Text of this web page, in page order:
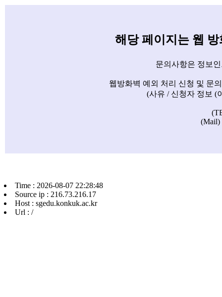
해당 페이지는 웹
문의사항은 정보
웹방화벽 예외 처리 신청 및 문
(사유 / 신청자 정보 (
(Mail)
Time : 2026-08-07 22:28:48
Source ip : 216.73.216.17
Host : sgedu.konkuk.ac.kr
Url : /